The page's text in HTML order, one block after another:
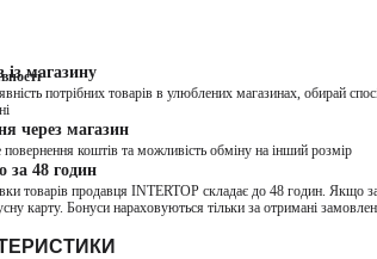
із магазину
потрібних товарів в улюблених магазинах, обирай
через магазин
коштів та можливість обміну на інший розмір
за 48 годин
товарів продавця INTERTOP складає до 48 годин. Якщо
карту. Бонуси нараховуються тільки за отримані